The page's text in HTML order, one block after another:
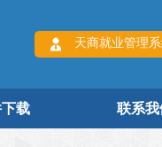
天商就业管理
载 联系我